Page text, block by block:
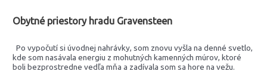
Obytné priestory hradu Gravensteen
Po vypočutí si úvodnej nahrávky, som znovu vyšla na denné svetlo,
kde som nasávala energiu z mohutných kamenných múrov, ktoré
boli bezprostredne vedľa mňa a zadívala som sa hore na vežu.